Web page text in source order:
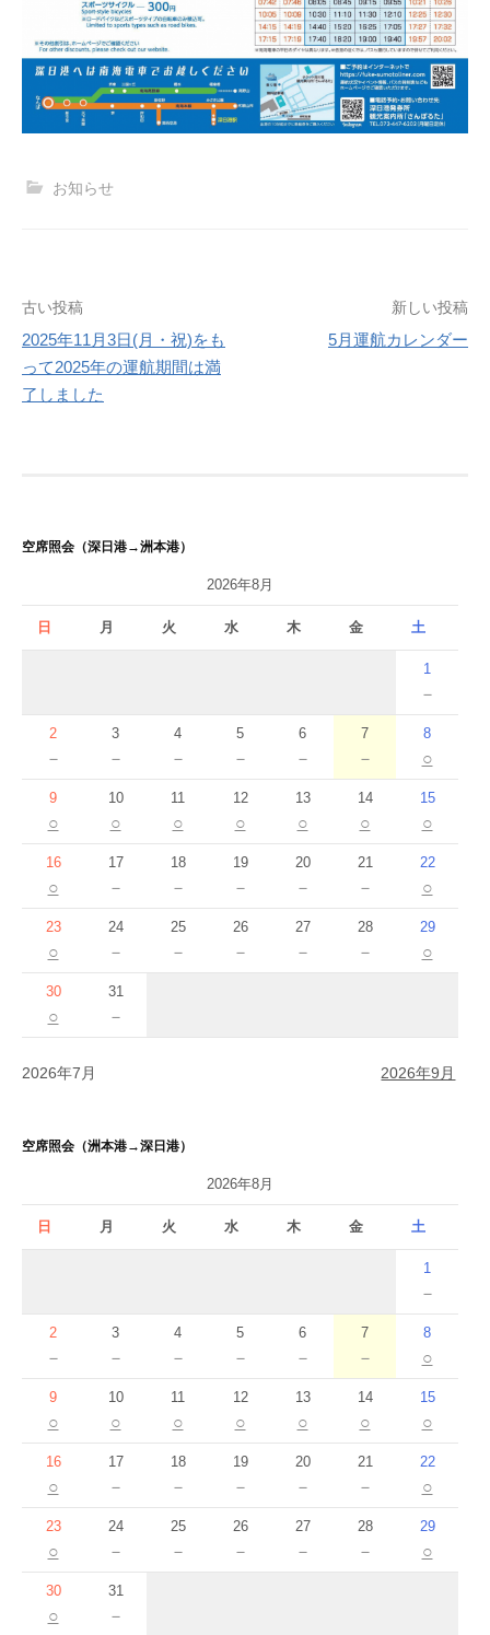
お知らせ
投
稿
ナ
シ
ン
古い投稿
2025年11月3日(月・祝)をも
って2025年の運航期間は満
了しました
新しい投稿
5月運航カレンダー
空席照会（深日港→洲本港）
2026年8月
日 月 火 水 木 金 土
1
－
2
－
3
－
4
－
5
－
6
－
7
－
8
○
9
○
10
○
11
○
12
○
13
○
14
○
15
○
16
○
17
－
18
－
19
－
20
－
21
－
22
○
23
○
24
－
25
－
26
－
27
－
28
－
29
○
30
○
31
－
2026年7月 2026年9月
空席照会（洲本港→深日港）
2026年8月
日 月 火 水 木 金 土
1
－
2
－
3
－
4
－
5
－
6
－
7
－
8
○
9
○
10
○
11
○
12
○
13
○
14
○
15
○
16
○
17
－
18
－
19
－
20
－
21
－
22
○
23
○
24
－
25
－
26
－
27
－
28
－
29
○
30
○
31
－